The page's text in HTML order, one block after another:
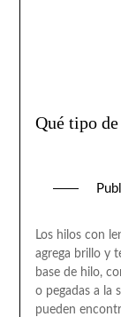
Qué tipo
Los hilos con
agrega brillo y
base de hilo,
o pegadas a la
pueden